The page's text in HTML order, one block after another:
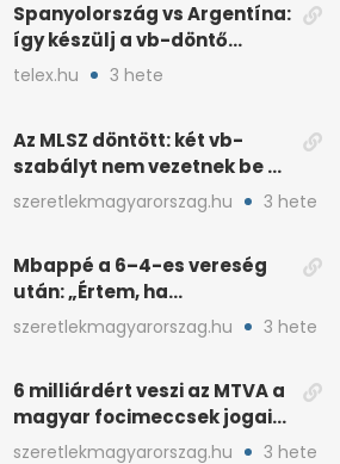
Spanyolország vs Argentína:
így készülj a vb-döntő
taktikai csatájára
telex.hu 3 hete
Az MLSZ döntött: két vb-
szabályt nem vezetnek be az
NB I-ben
szeretlekmagyarorszag.hu 3 hete
Mbappé a 6–4-es vereség
után: „Értem, ha
pofátlanságnak tűnt”
szeretlekmagyarorszag.hu 3 hete
6 milliárdért veszi az MTVA a
magyar focimeccsek jogait
a 2026–27-es idényre
szeretlekmagyarorszag.hu 3 hete